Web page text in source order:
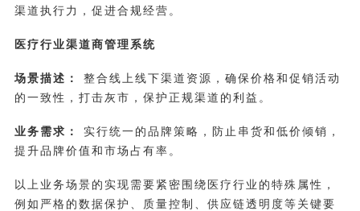
渠道执行力，促进合规经营。
医疗行业渠道商管理系统
场景描述： 整合线上线下渠道资源，确保价格和促销活动
的一致性，打击灰市，保护正规渠道的利益。
业务需求：
实行统一的品牌策略，防止串货和低价倾销，
提升品牌价值和市场占有率。
以上业务场景的实现需要紧密围绕医疗行业的特殊属性，
例如严格的数据保护、质量控制、供应链透明度等关键要